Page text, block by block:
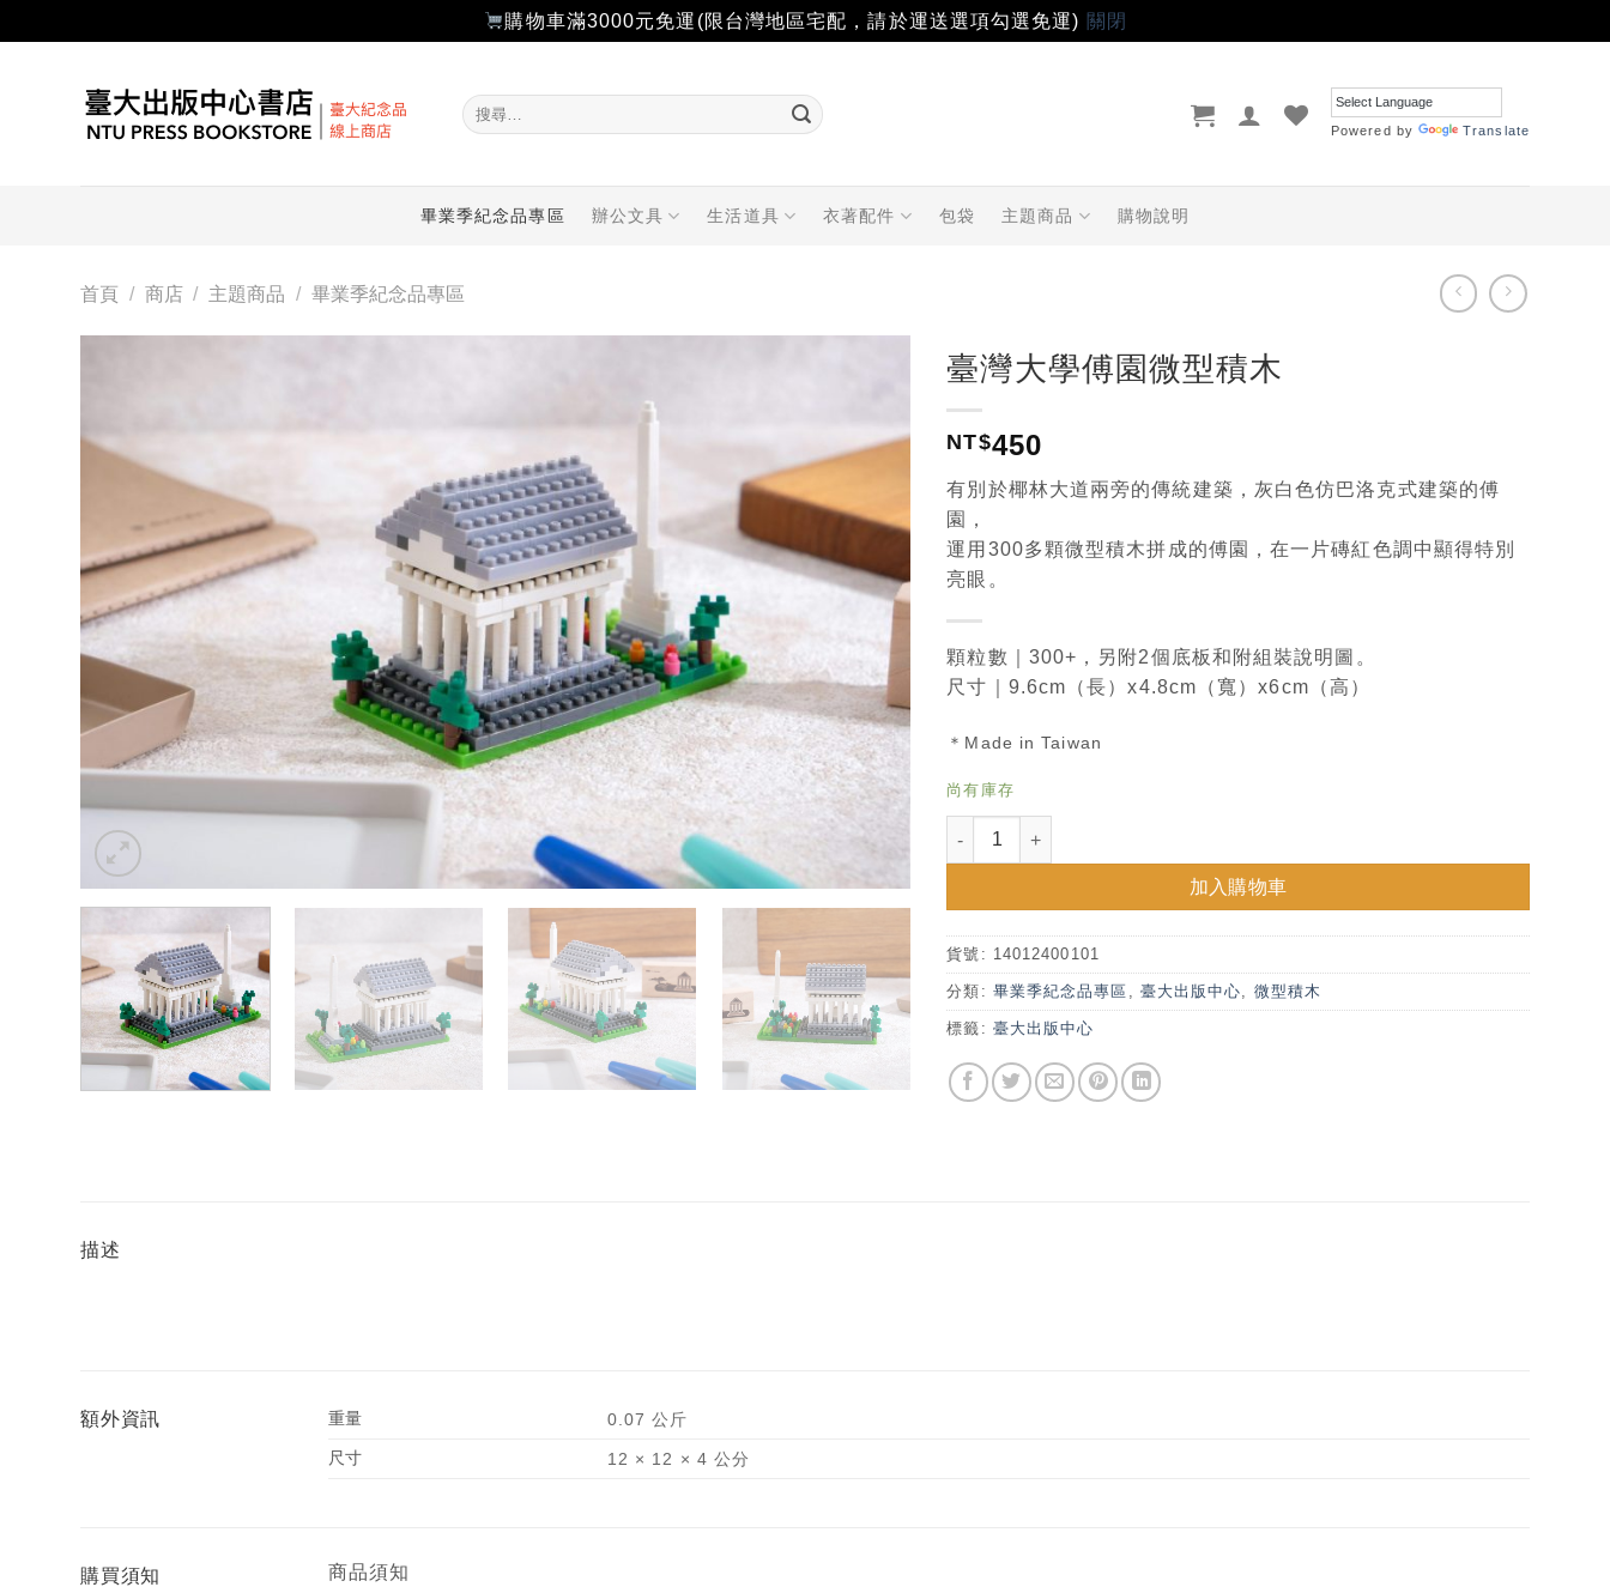
購物車滿3000元免運(限台灣地區宅配，請於運送選項勾選免運) 關閉
搜
尋
Powered by Translate
畢業季紀念品專區 辦公文具 生活道具 衣著配件 包袋 主題商品 購物說明
首頁 / 商店 / 主題商品 / 畢業季紀念品專區
「願
望輕
臺灣大學傅園微型積木
NT$450
有別於椰林大道兩旁的傳統建築，灰白色仿巴洛克式建築的傅
園，
運用300多顆微型積木拼成的傅園，在一片磚紅色調中顯得特別
亮眼。
顆粒數｜300+，另附2個底板和附組裝說明圖。
尺寸｜9.6cm（長）x4.8cm（寬）x6cm（高）
＊Made in Taiwan
尚有庫存
臺灣大學傅園微型積木 數量
加入購物車
貨號: 14012400101
分類: 畢業季紀念品專區 , 臺大出版中心, 微型積木
標籤: 臺大出版中心
描述
額外資訊 重量
0.07 公斤
尺寸
12 × 12 × 4 公分
購買須知
商品須知